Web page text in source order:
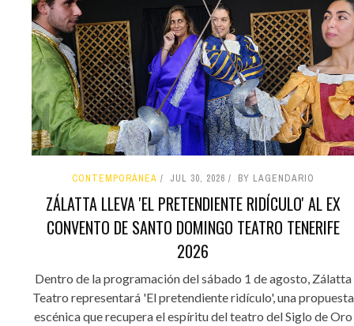
CONTEMPORÁNEA JUL 30, 2026 BY LAGENDARIO
ZÁLATTA LLEVA 'EL PRETENDIENTE RIDÍCULO' AL EX
CONVENTO DE SANTO DOMINGO TEATRO TENERIFE
2026
Dentro de la programación del sábado 1 de agosto, Zálatta
Teatro representará 'El pretendiente ridículo', una propuesta
escénica que recupera el espíritu del teatro del Siglo de Oro